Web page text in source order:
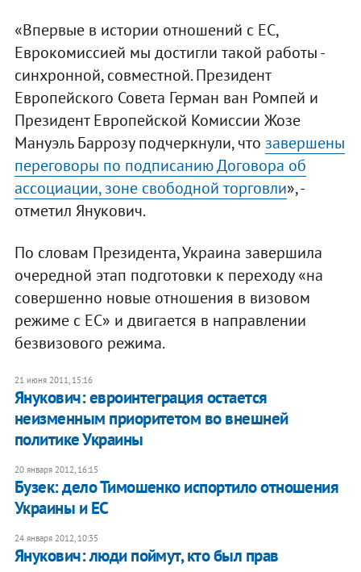
«Впервые в истории отношений с ЕС,
Еврокомиссией мы достигли такой работы -
синхронной, совместной. Президент
Европейского Совета Герман ван Ромпей и
Президент Европейской Комиссии Жозе
Мануэль Баррозу подчеркнули, что завершены
переговоры по подписанию Договора об
ассоциации, зоне свободной торговли», -
отметил Янукович.
По словам Президента, Украина завершила
очередной этап подготовки к переходу «на
совершенно новые отношения в визовом
режиме с ЕС» и двигается в направлении
безвизового режима.
21 июня 2011, 15:16
Янукович: евроинтеграция остается
неизменным приоритетом во внешней
политике Украины
20 января 2012, 16:15
Бузек: дело Тимошенко испортило отношения
Украины и ЕС
24 января 2012, 10:35
Янукович: люди поймут, кто был прав